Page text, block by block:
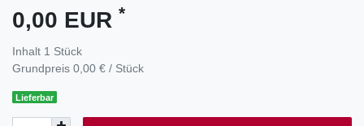
0,00 EUR *
Inhalt 1 Stück
Grundpreis 0,00 € / Stück
Lieferbar